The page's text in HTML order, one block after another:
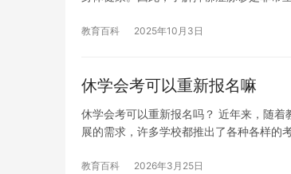
教育百科 2025年10月3日
休学会考可以重新报名嘛
休学会考可以重新报名吗？ 近年来，随
展的需求，许多学校都推出了各种各样的
教育百科 2026年3月25日